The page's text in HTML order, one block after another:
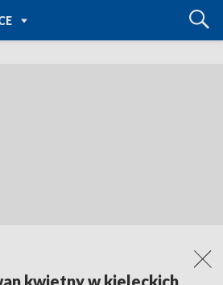
kwietny w kieleckich